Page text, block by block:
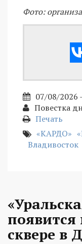
Фото:
07/08/2026
Повестка
Печать
«КАРДО»
Владивосток
появится
сквере в